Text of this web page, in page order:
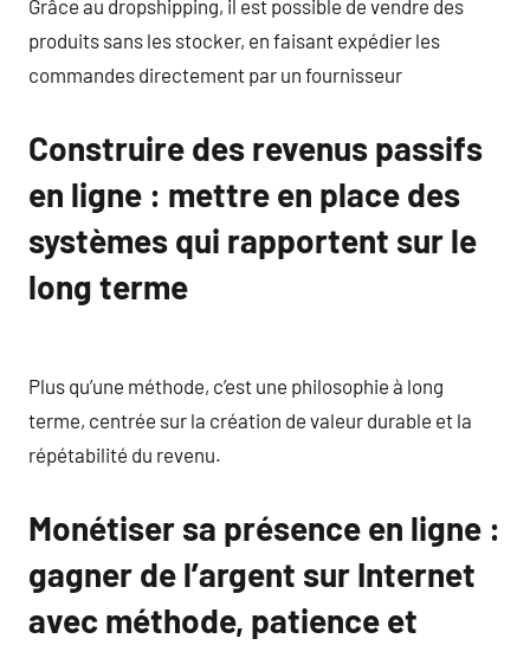
Grâce au dropshipping, il est possible de vendre des
produits sans les stocker, en faisant expédier les
commandes directement par un fournisseur
Construire des revenus passifs
en ligne : mettre en place des
systèmes qui rapportent sur le
long terme
Plus qu’une méthode, c’est une philosophie à long
terme, centrée sur la création de valeur durable et la
répétabilité du revenu.
Monétiser sa présence en ligne :
gagner de l’argent sur Internet
avec méthode, patience et